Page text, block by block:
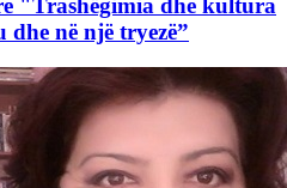
dhe në një tryezë”